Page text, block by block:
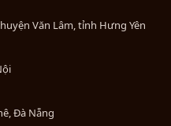
Văn Lâm, tỉnh Hưng Yên
Đà Nẵng